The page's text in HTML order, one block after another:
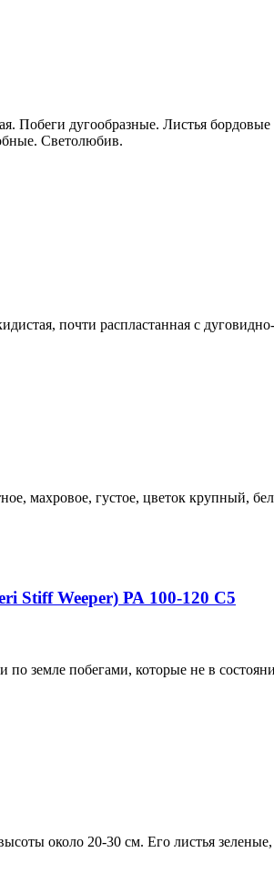
Побеги дугообразные. Листья
Светолюбив.
почти распластанная с
махровое, густое, цветок крупный,
Stiff Weeper) РА 100-120 С5
земле побегами, которые не в
около 20-30 см. Его листья